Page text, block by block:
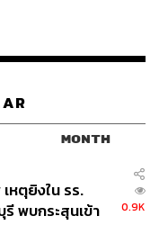
MONTH
หตุยิงใน รร.
พบกระสุนเข้า
0.9K